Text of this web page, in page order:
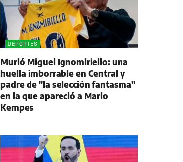
DEPORTES
Murió Miguel Ignomiriello: una
huella imborrable en Central y
padre de "la selección fantasma"
en la que apareció a Mario
Kempes